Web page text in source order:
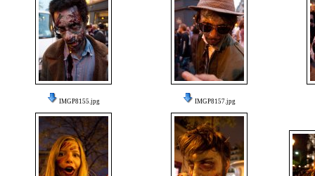
IMGP8155.jpg IMGP8157.jpg